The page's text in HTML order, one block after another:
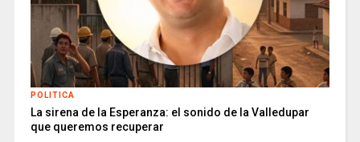
POLITICA
La sirena de la Esperanza: el sonido de la Valledupar
que queremos recuperar